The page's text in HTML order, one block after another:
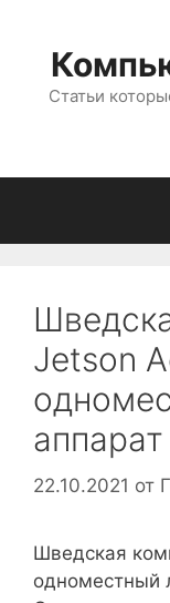
содержимому
Статьи
Jetson
22.10.2021 от
Шведская
одноместный